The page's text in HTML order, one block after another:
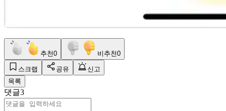
추천0 비추천0
스크랩 공유
신고
목록
댓글3